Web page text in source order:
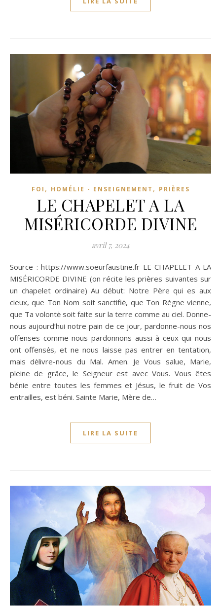
FOI , HOMÉLIE - ENSEIGNEMENT , PRIÈRES
LE CHAPELET A LA
MISÉRICORDE DIVINE
avril 7, 2024
Source : https://www.soeurfaustine.fr LE CHAPELET A LA
MISÉRICORDE DIVINE (on récite les prières suivantes sur
un chapelet ordinaire) Au début: Notre Père qui es aux
cieux, que Ton Nom soit sanctifiė, que Ton Règne vienne,
que Ta volontė soit faite sur la terre comme au ciel. Donne-
nous aujourd’hui notre pain de ce jour, pardonne-nous nos
offenses comme nous pardonnons aussi à ceux qui nous
ont offensės, et ne nous laisse pas entrer en tentation,
mais dėlivre-nous du Mal. Amen. Je Vous salue, Marie,
pleine de grâce, le Seigneur est avec Vous. Vous êtes
bénie entre toutes les femmes et Jésus, le fruit de Vos
entrailles, est béni. Sainte Marie, Mère de…
LIRE LA SUITE